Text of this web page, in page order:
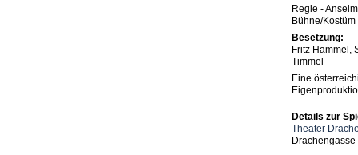
Regie -
Bühne/
Besetzung:
Fritz Hammel,
Timmel
Eine
Details zur
Theater